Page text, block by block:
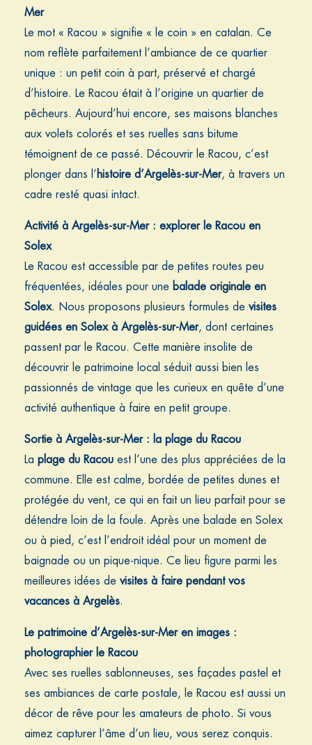
Mer
Le mot « Racou » signifie « le coin » en catalan. Ce
nom reflète parfaitement l’ambiance de ce quartier
unique : un petit coin à part, préservé et chargé
d’histoire. Le Racou était à l’origine un quartier de
pêcheurs. Aujourd’hui encore, ses maisons blanches
aux volets colorés et ses ruelles sans bitume
témoignent de ce passé. Découvrir le Racou, c’est
plonger dans l’histoire d’Argelès-sur-Mer, à travers un
cadre resté quasi intact.
Activité à Argelès-sur-Mer : explorer le Racou en
Solex
Le Racou est accessible par de petites routes peu
fréquentées, idéales pour une balade originale en
Solex. Nous proposons plusieurs formules de visites
guidées en Solex à Argelès-sur-Mer, dont certaines
passent par le Racou. Cette manière insolite de
découvrir le patrimoine local séduit aussi bien les
passionnés de vintage que les curieux en quête d’une
activité authentique à faire en petit groupe.
Sortie à Argelès-sur-Mer : la plage du Racou
La plage du Racouest l’une des plus appréciées de la
commune. Elle est calme, bordée de petites dunes et
protégée du vent, ce qui en fait un lieu parfait pour se
détendre loin de la foule. Après une balade en Solex
ou à pied, c’est l’endroit idéal pour un moment de
baignade ou un pique-nique. Ce lieu figure parmi les
meilleures idées de visites à faire pendant vos
vacances à Argelès.
Le patrimoine d’Argelès-sur-Mer en images :
photographier le Racou
Avec ses ruelles sablonneuses, ses façades pastel et
ses ambiances de carte postale, le Racou est aussi un
décor de rêve pour les amateurs de photo. Si vous
aimez capturer l’âme d’un lieu, vous serez conquis.